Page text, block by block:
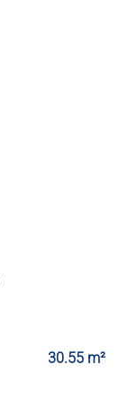
30.55 m²